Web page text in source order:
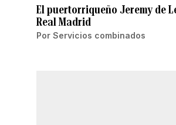
El puertorriqueño Jeremy de
Real Madrid
Por Servicios combinados